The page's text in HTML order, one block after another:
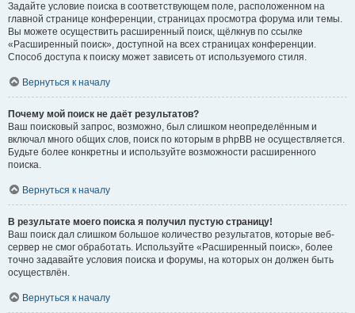
Задайте условие поиска в соответствующем поле, расположенном на
главной странице конференции, страницах просмотра форума или темы.
Вы можете осуществить расширенный поиск, щёлкнув по ссылке
«Расширенный поиск», доступной на всех страницах конференции.
Способ доступа к поиску может зависеть от используемого стиля.
Вернуться к началу
Почему мой поиск не даёт результатов?
Ваш поисковый запрос, возможно, был слишком неопределённым и
включал много общих слов, поиск по которым в phpBB не осуществляется.
Будьте более конкретны и используйте возможности расширенного
поиска.
Вернуться к началу
В результате моего поиска я получил пустую страницу!
Ваш поиск дал слишком большое количество результатов, которые веб-
сервер не смог обработать. Используйте «Расширенный поиск», более
точно задавайте условия поиска и форумы, на которых он должен быть
осуществлён.
Вернуться к началу